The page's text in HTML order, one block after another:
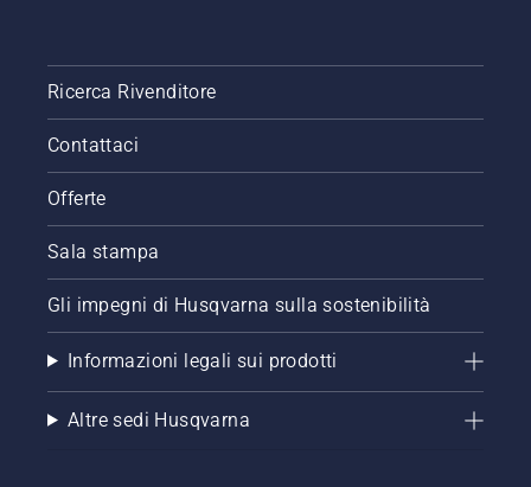
Ricerca Rivenditore
Contattaci
Offerte
Sala stampa
Gli impegni di Husqvarna sulla sostenibilità
Informazioni legali sui prodotti
Altre sedi Husqvarna